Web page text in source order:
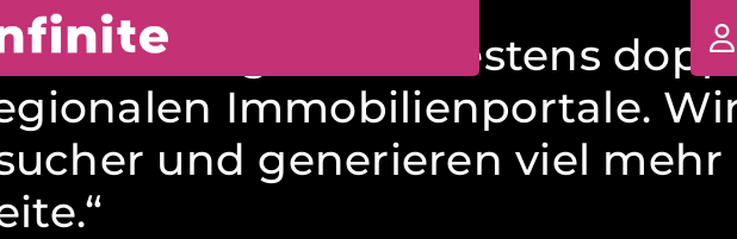
Leads liegen mindestens
Immobilienportale.
und generieren viel mehr